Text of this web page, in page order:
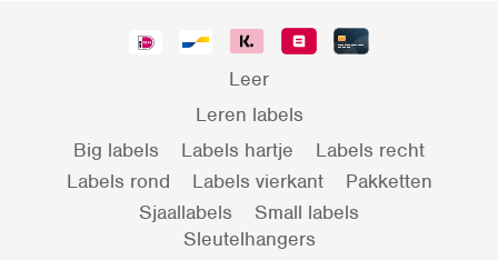
Leer
Leren labels
Big labels
Labels hartje
Labels recht
Labels rond
Labels vierkant
Pakketten
Sjaallabels
Small labels
Sleutelhangers